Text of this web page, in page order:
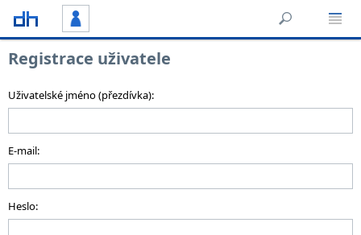
Registrace uživatele
Uživatelské jméno (přezdívka):
E-mail:
Heslo: